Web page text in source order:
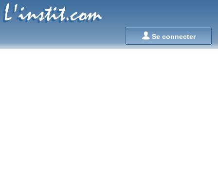
Se connecter
L'instit.com
L'instit.com